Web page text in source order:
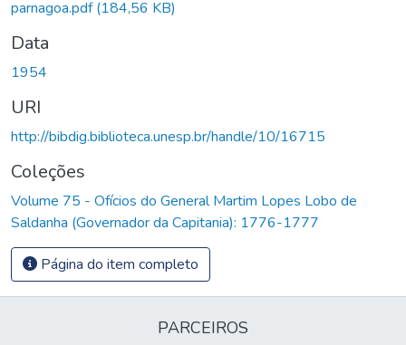
parnagoa.pdf(184,56 KB)
Data
1954
URI
http://bibdig.biblioteca.unesp.br/handle/10/16715
Coleções
Volume 75 - Ofícios do General Martim Lopes Lobo de
Saldanha (Governador da Capitania): 1776-1777
Página do item completo
PARCEIROS